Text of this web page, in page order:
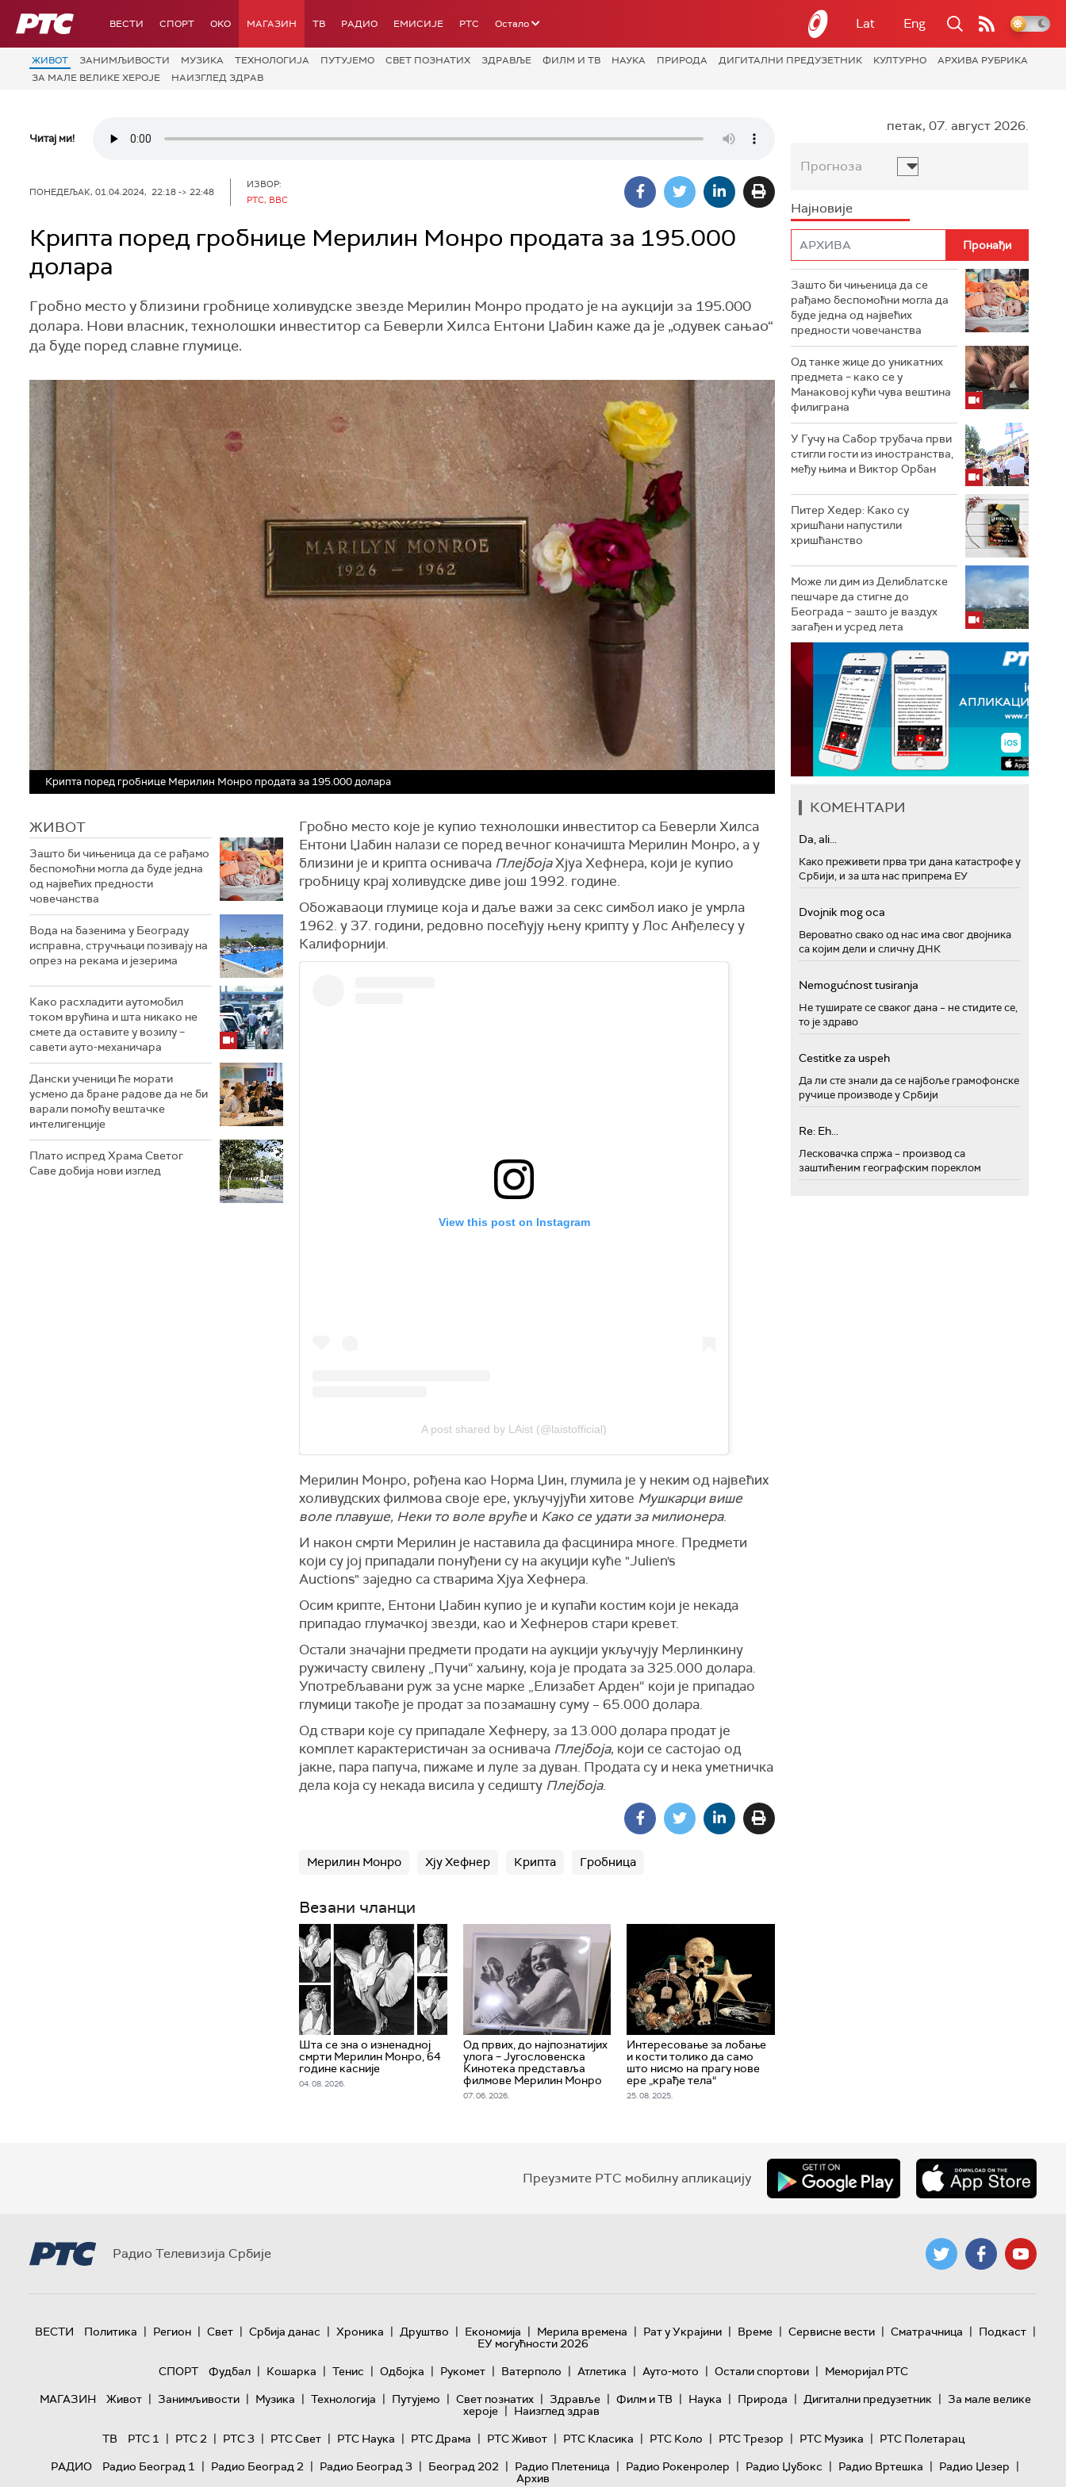
РТС ВЕСТИ СПОРТ OKO МАГАЗИН ТВ РАДИО ЕМИСИЈЕ РТС Остало Lat Eng
ЖИВОТ ЗАНИМЉИВОСТИ МУЗИКА ТЕХНОЛОГИЈA ПУТУЈЕМО СВЕТ ПОЗНАТИХ ЗДРАВЉЕ ФИЛМ И ТВ НАУКА ПРИРОДА ДИГИТАЛНИ ПРЕДУЗЕТНИК КУЛТУРНО
АРХИВА РУБРИКА
ЗА МАЛЕ ВЕЛИКЕ ХЕРОЈЕ
НАИЗГЛЕД ЗДРАВ
Читај ми!
ПОНЕДЕЉАК, 01.04.2024, 22:18 -> 22:48
ИЗВОР:
РТС, BBC
Крипта поред гробнице Мерилин Монро продата за 195.000
долара
Гробно место у близини гробнице холивудске звезде Мерилин Монро продато је на аукцији за 195.000
долара. Нови власник, технолошки инвеститор са Беверли Хилса Ентони Џабин каже да је „одувек сањао“
да буде поред славне глумице.
Крипта поред гробнице Мерилин Монро продата за 195.000 долара
ЖИВОТ
Зашто би чињеница да се рађамо
беспомоћни могла да буде једна
од највећих предности
човечанства
Вода на базенима у Београду
исправна, стручњаци позивају на
опрез на рекама и језерима
Како расхладити аутомобил
током врућина и шта никако не
смете да оставите у возилу –
савети ауто-механичара
Дански ученици ће морати
усмено да бране радове да не би
варали помоћу вештачке
интелигенције
Плато испред Храма Светог
Саве добија нови изглед
Гробно место које је купио технолошки инвеститор са Беверли Хилса
Ентони Џабин налази се поред вечног коначишта Мерилин Монро, а у
близини је и крипта оснивача ПлејбојаХјуа Хефнера, који је купио
гробницу крај холивудске диве још 1992. године.
Обожаваоци глумице која и даље важи за секс симбол иако је умрла
1962. у 37. години, редовно посећују њену крипту у Лос Анђелесу у
Калифорнији.
View this post on Instagram
A post shared by LAist (@laistofficial)
Мерилин Монро, рођена као Норма Џин, глумила је у неким од највећих
холивудских филмова своје ере, укључујући хитове Мушкарци више
воле плавуше, Неки то воле врућеи Како се удати за милионера.
И након смрти Мерилин је наставила да фасцинира многе. Предмети
који су јој припадали понуђени су на акуцији куће "Julien's
Auctions" заједно са стварима Хјуа Хефнера.
Осим крипте, Ентони Џабин купио је и купаћи костим који је некада
припадао глумачкој звезди, као и Хефнеров стари кревет.
Остали значајни предмети продати на аукцији укључују Мерлинкину
ружичасту свилену „Пучи“ хаљину, која је продата за 325.000 долара.
Употребљавани руж за усне марке „Елизабет Арден“ који је припадао
глумици такође је продат за позамашну суму – 65.000 долара.
Од ствари које су припадале Хефнеру, за 13.000 долара продат је
комплет карактеристичан за оснивача Плејбоја, који се састојао од
јакне, пара папуча, пижаме и луле за дуван. Продата су и нека уметничка
дела која су некада висила у седишту Плејбоја.
Мерилин Монро Хју Хефнер Крипта Гробница
Везани чланци
Шта се зна о изненадној
смрти Мерилин Монро, 64
године касније
04. 08. 2026.
Од првих, до најпознатијих
улога – Југословенска
Кинотека представља
филмове Мерилин Монро
07. 06. 2026.
Интересовање за лобање
и кости толико да само
што нисмо на прагу нове
ере „крађе тела“
25. 08. 2025.
петак, 07. август 2026.
Прогноза
Најновије
Зашто би чињеница да се
рађамо беспомоћни могла да
буде једна од највећих
предности човечанства
Од танке жице до уникатних
предмета – како се у
Манаковој кући чува вештина
филиграна
У Гучу на Сабор трубача први
стигли гости из иностранства,
међу њима и Виктор Орбан
Питер Хедер: Како су
хришћани напустили
хришћанство
Може ли дим из Делиблатске
пешчаре да стигне до
Београда – зашто је ваздух
загађен и усред лета
КОМЕНТАРИ
Da, ali...
Како преживети прва три дана катастрофе у
Србији, и за шта нас припрема ЕУ
Dvojnik mog oca
Вероватно свако од нас има свог двојника
са којим дели и сличну ДНК
Nemogućnost tusiranja
Не туширате се сваког дана – не стидите се,
то је здраво
Cestitke za uspeh
Да ли сте знали да се најбоље грамофонске
ручице производе у Србији
Re: Eh...
Лесковачка спржа – производ са
заштићеним географским пореклом
Преузмите РТС мобилну апликацију
Радио Телевизија Србије
ВЕСТИ Политика | Регион | Свет | Србија данас | Хроника | Друштво | Економија | Мерила времена | Рат у Украјини | Време | Сервисне вести | Сматрачница | Подкаст |
ЕУ могућности 2026
СПОРТ
Фудбал | Кошарка | Тенис | Одбојка | Рукомет | Ватерполо | Атлетика | Ауто-мото | Остали спортови | Меморијал РТС
МАГАЗИН
Живот | Занимљивости | Музика | Технологијa | Путујемо | Свет познатих | Здравље | Филм и ТВ | Наука | Природа | Дигитални предузетник | За мале велике
хероје | Наизглед здрав
ТВ
РТС 1 | РТС 2 | РТС 3 | РТС Свет | РТС Наука | РТС Драма | РТС Живот | РТС Класика | РТС Коло | РТС Трезор | РТС Музика | РТС Полетарац
РАДИО
Радио Београд 1 | Радио Београд 2 | Радио Београд 3 | Београд 202 | Радио Плетеница | Радио Рокенролер | Радио Џубокс | Радио Вртешка | Радио Џезер |
Архив